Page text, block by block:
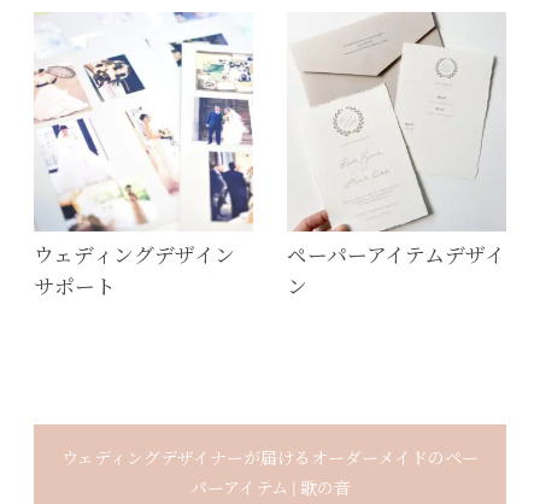
ウェディングデザイン
サポート
ペーパーアイテムデザイ
ン
ウェディングデザイナーが届けるオーダーメイドのペー
パーアイテム | 歌の音